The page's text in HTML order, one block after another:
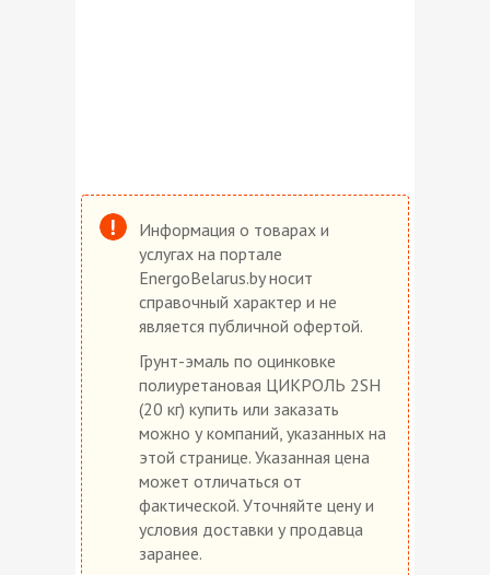
Информация о товарах и
услугах на портале
EnergoBelarus.by носит
справочный характер и не
является публичной офертой.
Грунт-эмаль по оцинковке
полиуретановая ЦИКРОЛЬ 2SH
(20 кг) купить или заказать
можно у компаний, указанных на
этой странице. Указанная цена
может отличаться от
фактической. Уточняйте цену и
условия доставки у продавца
заранее.